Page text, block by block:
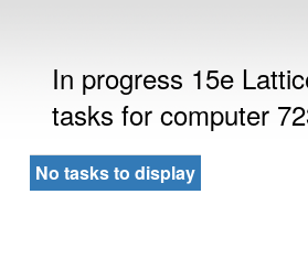
In progress 15e
tasks for computer
No tasks to display